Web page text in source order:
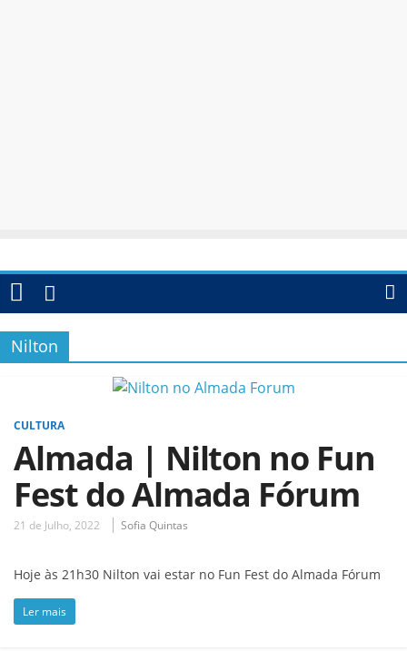
Nilton
CULTURA
Almada | Nilton no Fun
Fest do Almada Fórum
21 de Julho, 2022 Sofia Quintas
Hoje às 21h30 Nilton vai estar no Fun Fest do Almada Fórum
Ler mais